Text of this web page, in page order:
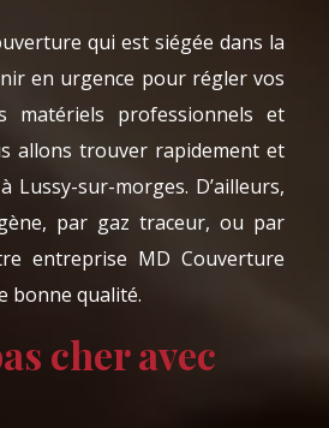
qui est siégée dans la
en urgence pour régler vos
professionnels et
allons trouver rapidement et
sur-morges. D’ailleurs,
par gaz traceur, ou par
entreprise MD Couverture
bonne qualité.
cher avec